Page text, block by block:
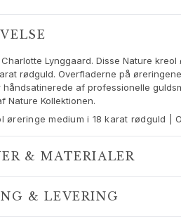
Lynggaard. Disse Nature kreol
rødguld. Overfladerne på
håndsatinerede af professionelle
Nature Kollektionen.
øreringe medium i 18 karat rødguld |
& MATERIALER
& LEVERING